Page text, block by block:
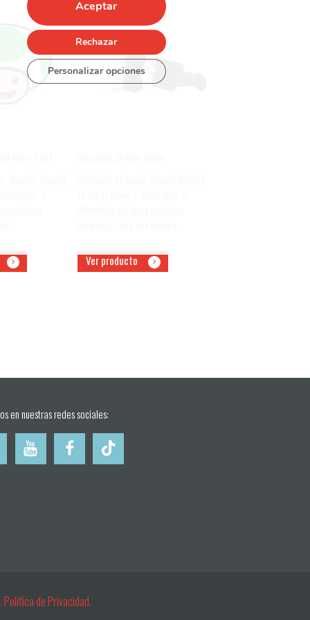
Ver producto
en nuestras redes sociales:
Política de Privacidad.
Aceptar
Rechazar
Personalizar opciones